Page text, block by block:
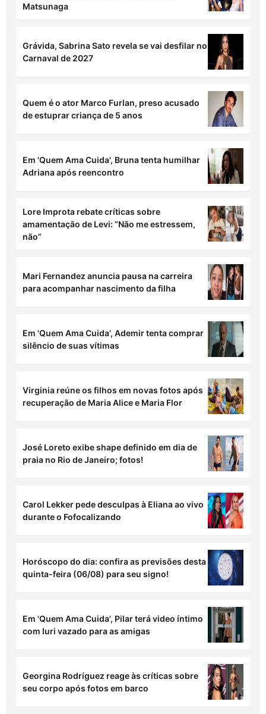
Matsunaga
Grávida, Sabrina Sato revela se vai desfilar no
Carnaval de 2027
Quem é o ator Marco Furlan, preso acusado
de estuprar criança de 5 anos
Em 'Quem Ama Cuida', Bruna tenta humilhar
Adriana após reencontro
Lore Improta rebate críticas sobre
amamentação de Levi: “Não me estressem,
não”
Mari Fernandez anuncia pausa na carreira
para acompanhar nascimento da filha
Em 'Quem Ama Cuida', Ademir tenta comprar
silêncio de suas vítimas
Virginia reúne os filhos em novas fotos após
recuperação de Maria Alice e Maria Flor
José Loreto exibe shape definido em dia de
praia no Rio de Janeiro; fotos!
Carol Lekker pede desculpas à Eliana ao vivo
durante o Fofocalizando
Horóscopo do dia: confira as previsões desta
quinta-feira (06/08) para seu signo!
Em 'Quem Ama Cuida', Pilar terá video íntimo
com Iuri vazado para as amigas
Georgina Rodríguez reage às críticas sobre
seu corpo após fotos em barco